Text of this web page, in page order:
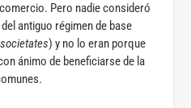
Pero nadie consideró
antiguo régimen de base
societates) y no lo eran porque
ánimo de beneficiarse de la